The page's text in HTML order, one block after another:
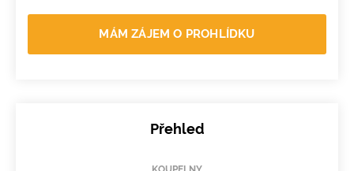
MÁM ZÁJEM O PROHLÍDKU
Přehled